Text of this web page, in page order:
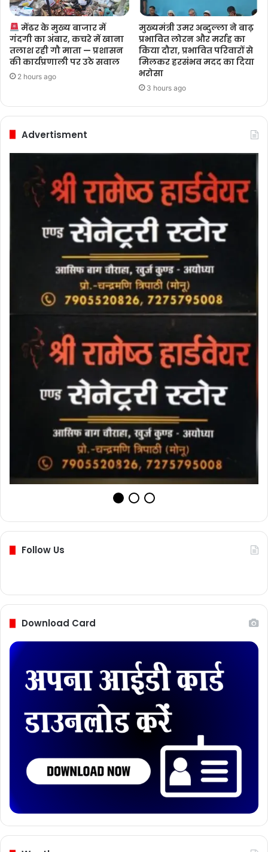
मेंढर के मुख्य बाजार में
गंदगी का अंबार, कचरे में खाना
तलाश रही गौ माता — प्रशासन
की कार्यप्रणाली पर उठे सवाल
2 hours ago
मुख्यमंत्री उमर अब्दुल्ला ने बाढ़
प्रभावित लोरन और मर्राह का
किया दौरा, प्रभावित परिवारों से
मिलकर हरसंभव मदद का दिया
भरोसा
3 hours ago
Advertisment
Follow Us
Download Card